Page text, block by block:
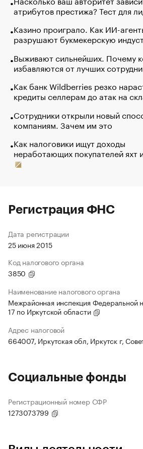
атрибутов престижа? Тест для
Казино проиграло. Как ИИ-
разрушают букмекерскую
Выживают сильнейших. Почему
избавляются от лучших
Как банк Wildberries резко
кредиты селлерам до атак на
Сотрудники открыли новый
компаниям. Зачем им это
Как налоговики ищут доходы
неработающих покупателей яхт
Регистрация ФНС
Дата регистрации
25 июня 2015
Код налогового органа
3850
Наименование налогового органа
Межрайонная инспекция Федеральной
17 по Иркутской области
Адрес налоговой
664007, Иркутская обл, Иркутск г,
Социальные фонды
Регистрационный номер СФР
1273073799